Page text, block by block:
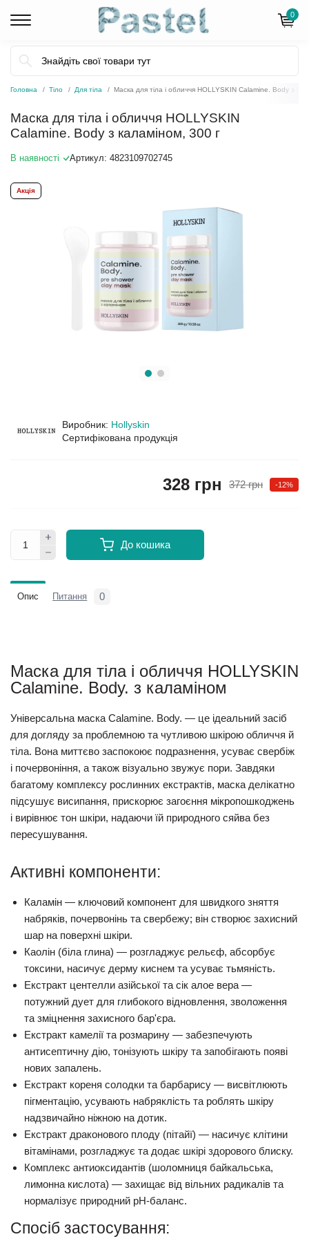
0
Головна Тіло Для тіла Маска для тіла і обличчя HOLLYSKIN Calamine. Body з
Маска для тіла і обличчя HOLLYSKIN
Calamine. Body з каламіном, 300 г
В наявності Артикул: 4823109702745
Акція
Виробник: Hollyskin
Сертифікована продукція
372 грн -12%
328 грн
До кошика
Опис Питання 0
Маска для тіла і обличчя HOLLYSKIN
Calamine. Body. з каламіном
Універсальна маска Calamine. Body. — це ідеальний засіб
для догляду за проблемною та чутливою шкірою обличчя й
тіла. Вона миттєво заспокоює подразнення, усуває свербіж
і почервоніння, а також візуально звужує пори. Завдяки
багатому комплексу рослинних екстрактів, маска делікатно
підсушує висипання, прискорює загоєння мікропошкоджень
і вирівнює тон шкіри, надаючи їй природного сяйва без
пересушування.
Активні компоненти:
Каламін — ключовий компонент для швидкого зняття
набряків, почервонінь та свербежу; він створює захисний
шар на поверхні шкіри.
Каолін (біла глина) — розгладжує рельєф, абсорбує
токсини, насичує дерму киснем та усуває тьмяність.
Екстракт центелли азійської та сік алое вера —
потужний дует для глибокого відновлення, зволоження
та зміцнення захисного бар'єра.
Екстракт камелії та розмарину — забезпечують
антисептичну дію, тонізують шкіру та запобігають появі
нових запалень.
Екстракт кореня солодки та барбарису — висвітлюють
пігментацію, усувають набряклість та роблять шкіру
надзвичайно ніжною на дотик.
Екстракт драконового плоду (пітайї) — насичує клітини
вітамінами, розгладжує та додає шкірі здорового блиску.
Комплекс антиоксидантів (шоломниця байкальська,
лимонна кислота) — захищає від вільних радикалів та
нормалізує природний pH-баланс.
Спосіб застосування: